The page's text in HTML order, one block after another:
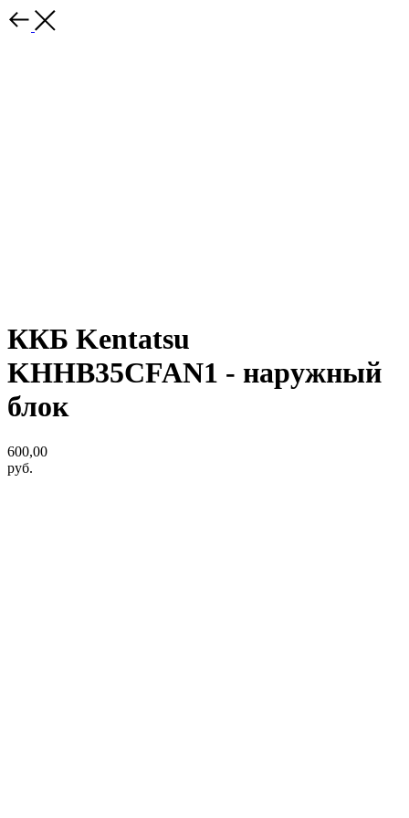
ККБ Kentatsu
KHHB35CFAN1 - наружный
блок
600,00
руб.